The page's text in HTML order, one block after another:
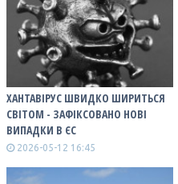
ХАНТАВІРУС ШВИДКО ШИРИТЬСЯ
СВІТОМ - ЗАФІКСОВАНО НОВІ
ВИПАДКИ В ЄС
2026-05-12 16:45